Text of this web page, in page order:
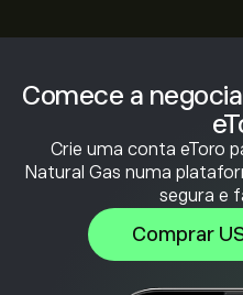
Comece a
Crie uma conta eToro
Natural Gas numa
segura e
Comprar